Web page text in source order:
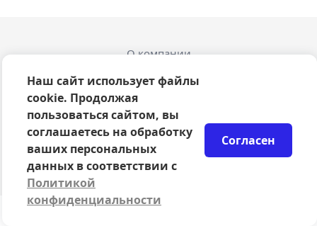
О компании
Политика конфиденциальности
Согласие на обработку персональных данных
Правила возврата билетов
Возврат билетов
Организаторам
© 2024-2026 ООО Сцена
Наш сайт использует файлы
cookie. Продолжая
пользоваться сайтом, вы
соглашаетесь на обработку
ваших персональных
данных в соответствии с
Политикой
конфиденциальности
Согласен